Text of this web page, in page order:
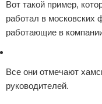
Вот такой пример,
работал в московских
работающие в
Все они отмечают
руководителей.